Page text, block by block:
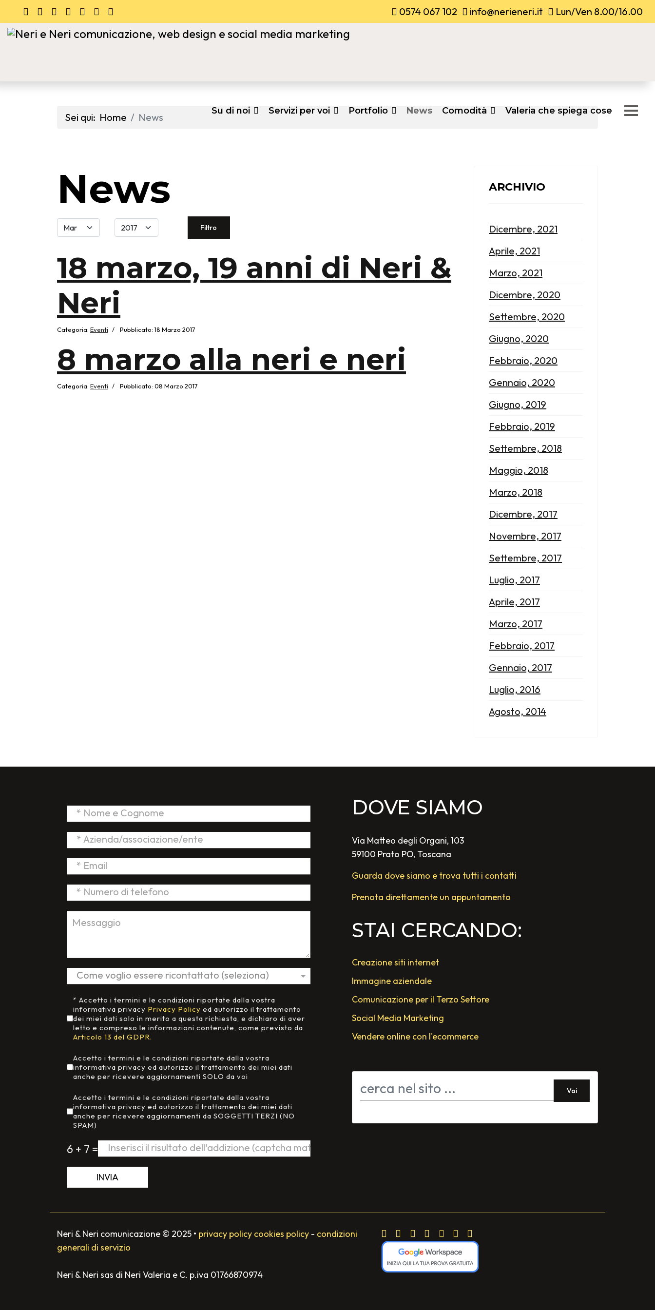
0574 067 102 info@nerieneri.it Lun/Ven 8.00/16.00
Su di noi Servizi per voi Portfolio News Comodità Valeria che spiega cose
Sei qui: Home News
News
Filtri Filtro
18 marzo, 19 anni di Neri &
Neri
Categoria: Eventi Pubblicato: 18 Marzo 2017
8 marzo alla neri e neri
Categoria: Eventi Pubblicato: 08 Marzo 2017
ARCHIVIO
Dicembre, 2021
Aprile, 2021
Marzo, 2021
Dicembre, 2020
Settembre, 2020
Giugno, 2020
Febbraio, 2020
Gennaio, 2020
Giugno, 2019
Febbraio, 2019
Settembre, 2018
Maggio, 2018
Marzo, 2018
Dicembre, 2017
Novembre, 2017
Settembre, 2017
Luglio, 2017
Aprile, 2017
Marzo, 2017
Febbraio, 2017
Gennaio, 2017
Luglio, 2016
Agosto, 2014
Accettazione Privacy*
* Accetto i termini e le condizioni riportate dalla vostra
informativa privacy Privacy Policy ed autorizzo il trattamento
dei miei dati solo in merito a questa richiesta, e dichiaro di aver
letto e compreso le informazioni contenute, come previsto da
Articolo 13 del GDPR.
Aggiornamenti da Neri&Neri
Accetto i termini e le condizioni riportate dalla vostra
informativa privacy ed autorizzo il trattamento dei miei dati
anche per ricevere aggiornamenti SOLO da voi
Aggiornamenti da terzi
Accetto i termini e le condizioni riportate dalla vostra
informativa privacy ed autorizzo il trattamento dei miei dati
anche per ricevere aggiornamenti da SOGGETTI TERZI (NO
SPAM)
6 + 7 =
INVIA
DOVE SIAMO
Via Matteo degli Organi, 103
59100 Prato PO, Toscana
Guarda dove siamo e trova tutti i contatti
Prenota direttamente un appuntamento
STAI CERCANDO:
Creazione siti internet
Immagine aziendale
Comunicazione per il Terzo Settore
Social Media Marketing
Vendere online con l'ecommerce
Vai
Neri & Neri comunicazione © 2025 • privacy policy cookies policy - condizioni
generali di servizio
Neri & Neri sas di Neri Valeria e C. p.iva 01766870974